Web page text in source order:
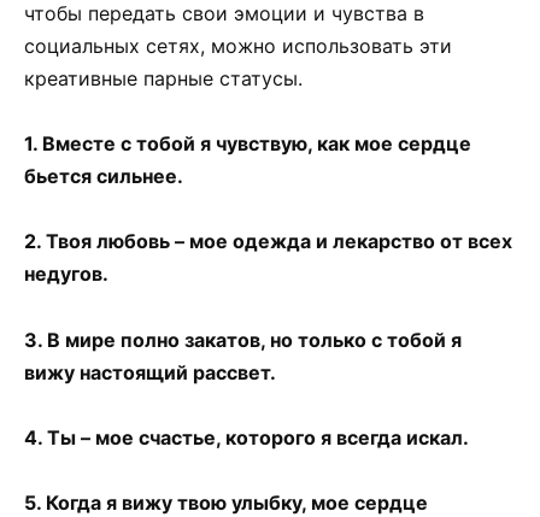
чтобы передать свои эмоции и чувства в
социальных сетях, можно использовать эти
креативные парные статусы.
1. Вместе с тобой я чувствую, как мое сердце
бьется сильнее.
2. Твоя любовь – мое одежда и лекарство от всех
недугов.
3. В мире полно закатов, но только с тобой я
вижу настоящий рассвет.
4. Ты – мое счастье, которого я всегда искал.
5. Когда я вижу твою улыбку, мое сердце